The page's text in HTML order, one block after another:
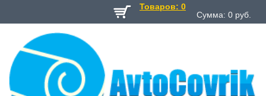
Товаров: 0
Сумма: 0 руб.